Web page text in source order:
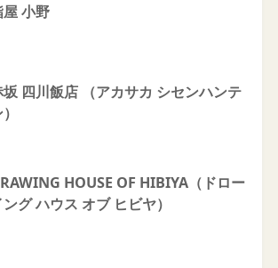
屋 小野
坂 四川飯店 （アカサカ シセンハンテ
HOUSE OF HIBIYA（ドロー
ング ハウス オブ ヒビヤ）